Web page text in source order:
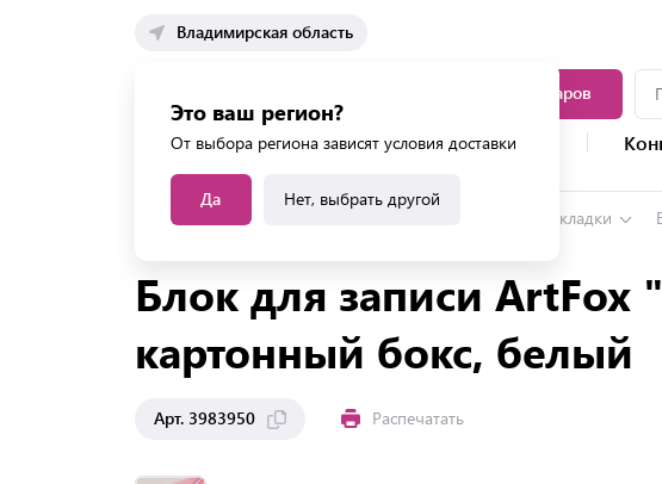
Владимирская область
Это ваш регион?
От выбора региона зависят условия доставки
Да Нет, выбрать другой
Каталог товаров
Каталог услуг
Главная Каталог Блоки для записей, закладки
Блок для записи ArtFox
картонный бокс, белый
Арт. 3983950 Распечатать